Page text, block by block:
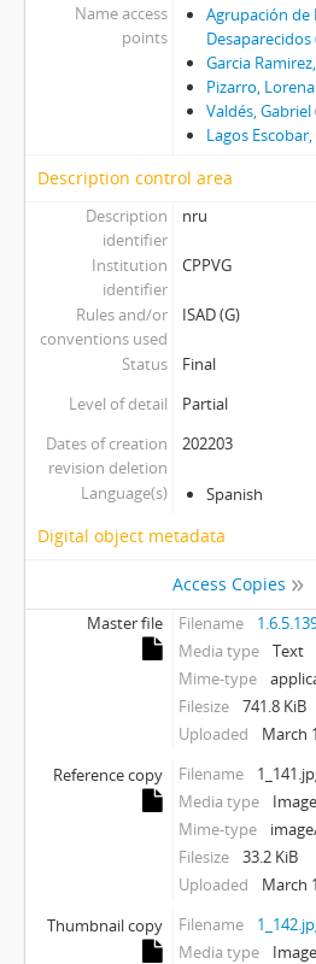
Name access
points
Agrupación de
Desaparecidos
Garcia
Pizarro, Lorena
Valdés, Gabriel
Lagos
Description control area
Description
identifier
nru
Institution
identifier
CPPVG
Rules and/or
conventions used
ISAD (G)
Status
Final
Level of detail
Partial
Dates of creation
revision deletion
202203
Language(s) Spanish
Digital object metadata
Access Copies
Master file Filename
Media type
Text
Mime-type
Filesize
741.8 KiB
Uploaded
March
Reference copy
Filename
Media type
Image
Mime-type
Filesize
33.2 KiB
Uploaded
March
Thumbnail copy
Filename
Media type
Image